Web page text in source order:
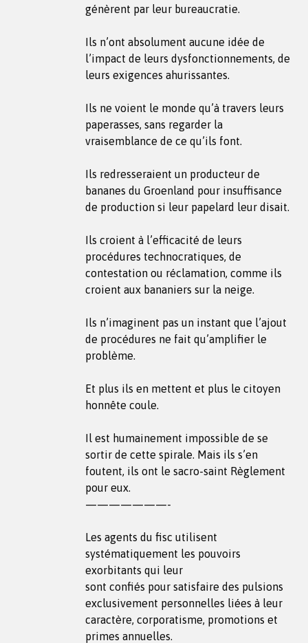
génèrent par leur bureaucratie.
Ils n’ont absolument aucune idée de
l’impact de leurs dysfonctionnements, de
leurs exigences ahurissantes.
Ils ne voient le monde qu’à travers leurs
paperasses, sans regarder la
vraisemblance de ce qu’ils font.
Ils redresseraient un producteur de
bananes du Groenland pour insuffisance
de production si leur papelard leur disait.
Ils croient à l’efficacité de leurs
procédures technocratiques, de
contestation ou réclamation, comme ils
croient aux bananiers sur la neige.
Ils n’imaginent pas un instant que l’ajout
de procédures ne fait qu’amplifier le
problème.
Et plus ils en mettent et plus le citoyen
honnête coule.
Il est humainement impossible de se
sortir de cette spirale. Mais ils s’en
foutent, ils ont le sacro-saint Règlement
pour eux.
———————-
Les agents du fisc utilisent
systématiquement les pouvoirs
exorbitants qui leur
sont confiés pour satisfaire des pulsions
exclusivement personnelles liées à leur
caractère, corporatisme, promotions et
primes annuelles.